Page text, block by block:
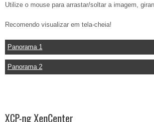
Utilize o mouse para arrastar/soltar a imagem,
Recomendo visualizar em tela-cheia!
Panorama 1
Panorama 2
XCP-ng XenCenter